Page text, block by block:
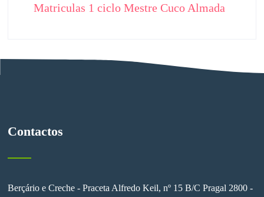
Matriculas 1 ciclo Mestre Cuco Almada
Contactos
Berçário e Creche - Praceta Alfredo Keil, nº 15 B/C Pragal 2800 -